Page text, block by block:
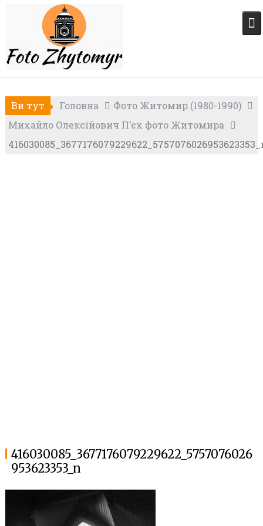
Ви тут Головна
Фото Житомир (1980-1990)
Михайло Олексійович П’єх фото Житомира
416030085_3677176079229622_5757076026
953623353_n